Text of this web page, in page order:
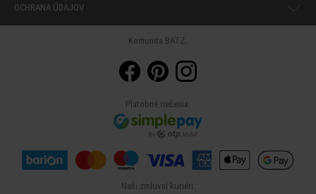
OCHRANA ÚDAJOV
Komunita BATZ:
Platobné riešenia:
Naši zmluvní kuriéri: